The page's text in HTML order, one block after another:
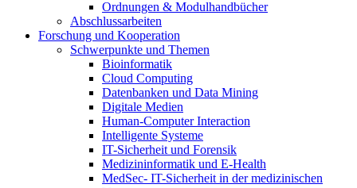
Ordnungen & Modulhandbücher
Abschlussarbeiten
Forschung und Kooperation
Schwerpunkte und Themen
Bioinformatik
Cloud Computing
Datenbanken und Data Mining
Digitale Medien
Human-Computer Interaction
Intelligente Systeme
IT-Sicherheit und Forensik
Medizininformatik und E-Health
MedSec- IT-Sicherheit in der medizinischen